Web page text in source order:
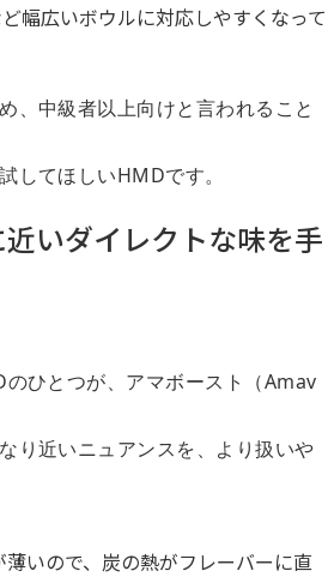
幅広いボウルに対応しやすくなって
、中級者以上向けと言われること
してほしいHMDです。
いダイレクトな味を手
ひとつが、アマボースト（Amav
り近いニュアンスを、より扱いや
いので、炭の熱がフレーバーに直